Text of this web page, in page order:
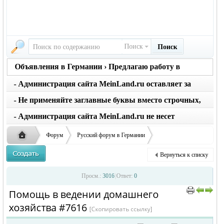
Поиск Поиск
Объявления в Германии › Предлагаю работу в
Германии
- Администрация сайта MeinLand.ru оставляет за
собой право редактировать объявление, не искажая
его смысл
- Не применяйте заглавные буквы вместо строчных,
последует удаление объявления
- Администрация сайта MeinLand.ru не несет
ответственности за содержание размещенных
объявлений
Форум Русский форум в Германии
Объявления в Германии
›
Предлагаю работу в Германии
›
Помощь в ведении домашнего хозяйства
Вернуться к списку
Просм.: 3016 Ответ: 0
Помощь в ведении домашнего
хозяйства #7616 [Скопировать ссылку]